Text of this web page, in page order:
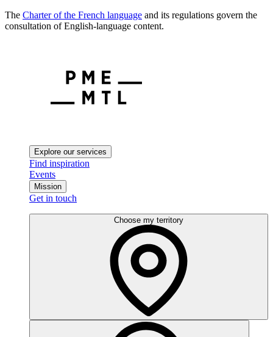
The Charter of the French language and its regulations govern the
consultation of English-language content.
Explore our services
Find inspiration
Events
Mission
Get in touch
Choose my territory